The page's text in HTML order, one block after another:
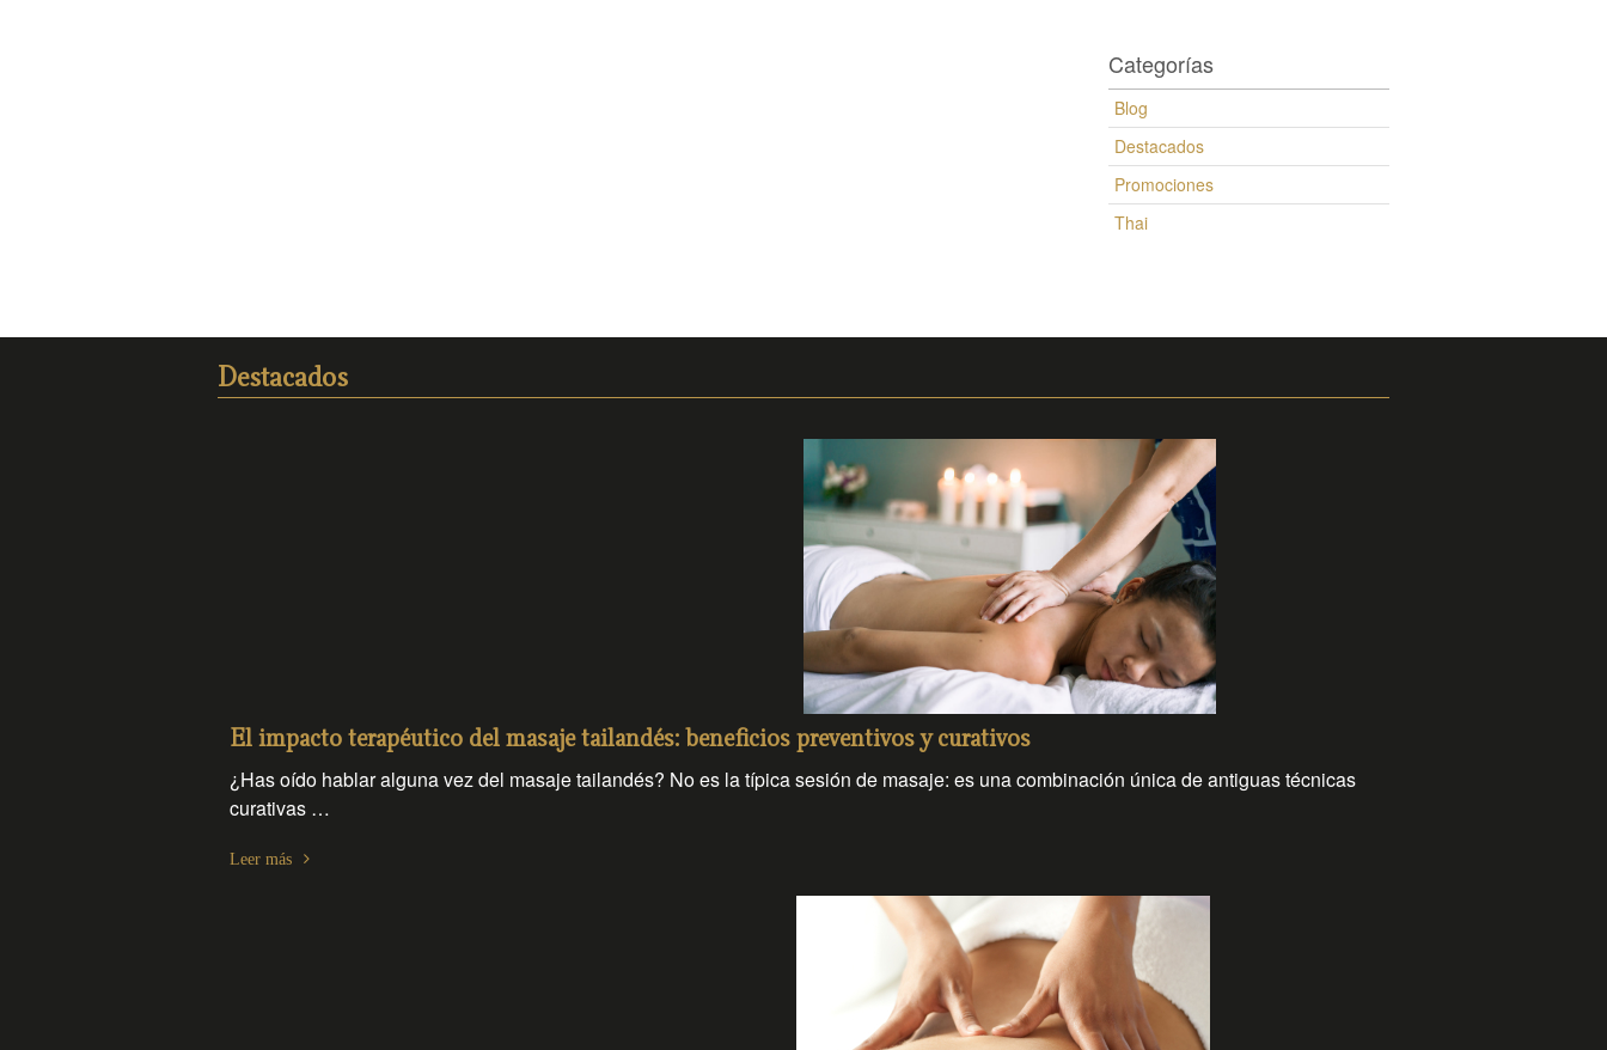
Categorías
Blog
Destacados
Promociones
Thai
Destacados
El impacto terapéutico del masaje tailandés: beneficios preventivos y curativos
¿Has oído hablar alguna vez del masaje tailandés? No es la típica sesión de masaje: es una combinación única de antiguas técnicas
curativas …
Leer más